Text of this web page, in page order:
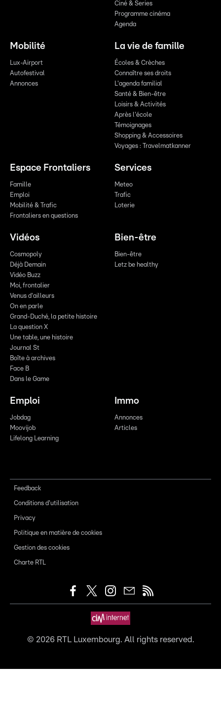
Ciné & Series
Programme cinéma
Agenda
Mobilité
Lux-Airport
Autofestival
Annonces
La vie de famille
Écoles & Crèches
Connaître ses droits
L'agenda familial
Santé & Bien-être
Loisirs & Activités
Après l'école
Témoignages
Shopping & Accessoires
Voyages : Travelmatkanner
Espace Frontaliers
Famille
Emploi
Mobilité & Trafic
Frontaliers en questions
Services
Meteo
Trafic
Loterie
Vidéos
Cosmopoly
Déjà Demain
Vidéo Buzz
Moi, frontalier
Venus d'ailleurs
On en parle
Grand-Duché, la petite histoire
La question X
Une table, une histoire
Journal St
Boîte à archives
Face B
Dans le Game
Bien-être
Bien-être
Letz be healthy
Emploi
Jobdag
Moovijob
Lifelong Learning
Immo
Annonces
Articles
Feedback
Conditions d'utilisation
Privacy
Politique en matière de cookies
Gestion des cookies
Charte RTL
© 2026RTL Luxembourg. All rights reserved.